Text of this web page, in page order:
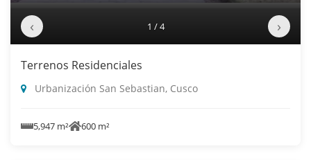
‹ 1 / 4 ›
Terrenos Residenciales
Urbanización San Sebastian, Cusco
5,947 m² 600 m²